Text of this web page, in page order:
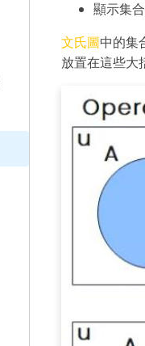
顯示集
文氏圖中的集
放置在這些大